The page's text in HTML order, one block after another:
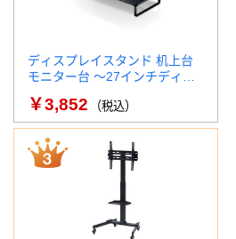
ディスプレイスタンド 机上台
モニター台 ～27インチディ…
￥3,852 （税込）